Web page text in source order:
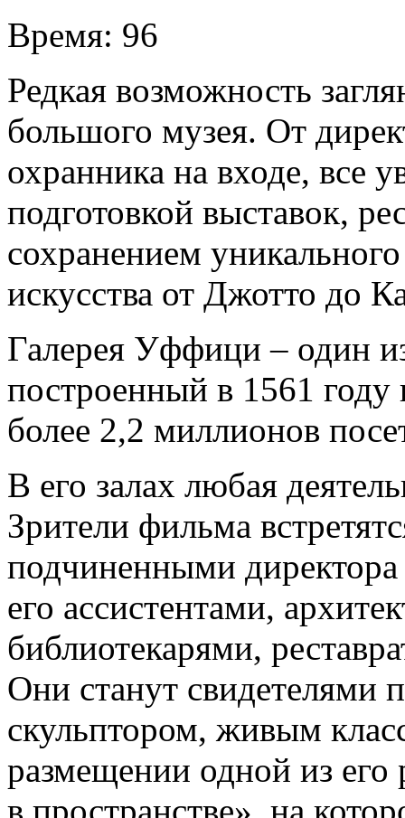
Время: 96
Редкая возможность
большого музея. От
охранника на входе, все
подготовкой выставок,
сохранением
искусства от Джотто до
Галерея Уффици – один
построенный в 1561
более 2,2 миллионов
В его залах любая
Зрители фильма
подчиненными
его ассистентами,
библиотекарями,
Они станут свидетелями
скульптором, живым
размещении одной из его
в пространстве», на